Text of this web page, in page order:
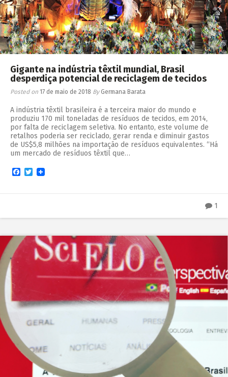
Gigante na indústria têxtil mundial, Brasil
desperdiça potencial de reciclagem de tecidos
Posted on 17 de maio de 2018 ByGermana Barata
A indústria têxtil brasileira é a terceira maior do mundo e
produziu 170 mil toneladas de resíduos de tecidos, em 2014,
por falta de reciclagem seletiva. No entanto, este volume de
retalhos poderia ser reciclado, gerar renda e diminuir gastos
de US$5,8 milhões na importação de resíduos equivalentes. “Há
um mercado de resíduos têxtil que…
Facebook
Twitter
1